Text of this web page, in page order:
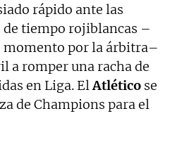
rápido ante las
tiempo rojiblancas –
momento por la árbitra–
a romper una racha de
en Liga. ElAtlético se
de Champions para el